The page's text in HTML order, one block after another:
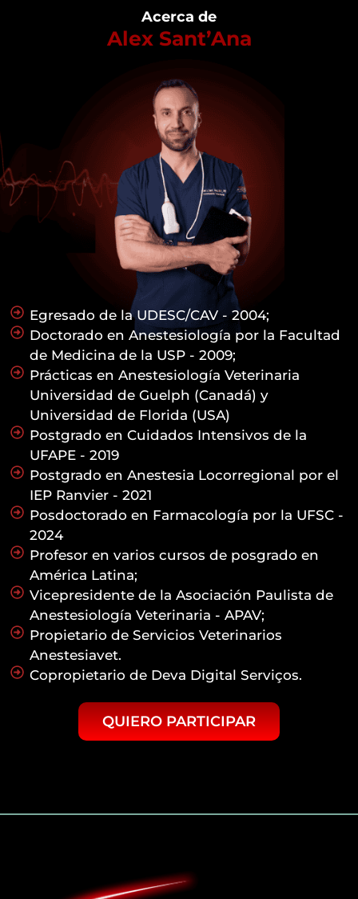
Acerca de
Alex Sant’Ana
Egresado de la UDESC/CAV - 2004;
Doctorado en Anestesiología por la Facultad
de Medicina de la USP - 2009;
Prácticas en Anestesiología Veterinaria
Universidad de Guelph (Canadá) y
Universidad de Florida (USA)
Postgrado en Cuidados Intensivos de la
UFAPE - 2019
Postgrado en Anestesia Locorregional por el
IEP Ranvier - 2021
Posdoctorado en Farmacología por la UFSC -
2024
Profesor en varios cursos de posgrado en
América Latina;
Vicepresidente de la Asociación Paulista de
Anestesiología Veterinaria - APAV;
Propietario de Servicios Veterinarios
Anestesiavet.
Copropietario de Deva Digital Serviços.
QUIERO PARTICIPAR